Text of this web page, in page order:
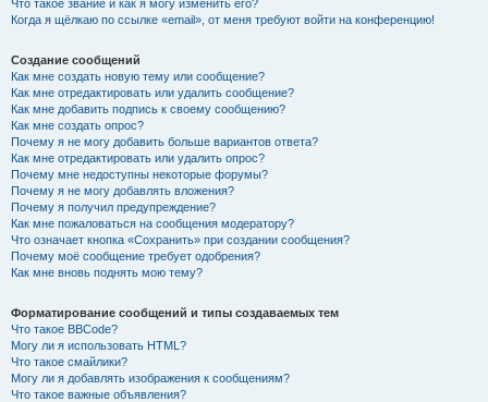
Что такое звание и как я могу изменить его?
Когда я щёлкаю по ссылке «email», от меня требуют войти на конференцию!
Создание сообщений
Как мне создать новую тему или сообщение?
Как мне отредактировать или удалить сообщение?
Как мне добавить подпись к своему сообщению?
Как мне создать опрос?
Почему я не могу добавить больше вариантов ответа?
Как мне отредактировать или удалить опрос?
Почему мне недоступны некоторые форумы?
Почему я не могу добавлять вложения?
Почему я получил предупреждение?
Как мне пожаловаться на сообщения модератору?
Что означает кнопка «Сохранить» при создании сообщения?
Почему моё сообщение требует одобрения?
Как мне вновь поднять мою тему?
Форматирование сообщений и типы создаваемых тем
Что такое BBCode?
Могу ли я использовать HTML?
Что такое смайлики?
Могу ли я добавлять изображения к сообщениям?
Что такое важные объявления?